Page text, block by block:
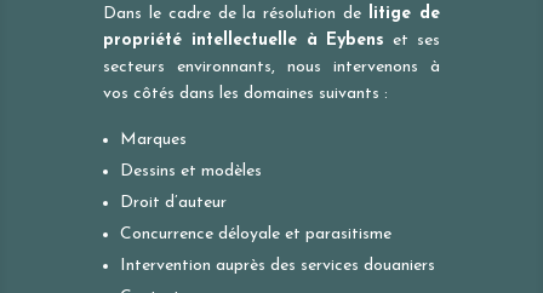
Dans le cadre de la résolution de litige de
propriété intellectuelle à Eybens et ses
secteurs environnants, nous intervenons à
vos côtés dans les domaines suivants :
Marques
Dessins et modèles
Droit d’auteur
Concurrence déloyale et parasitisme
Intervention auprès des services douaniers